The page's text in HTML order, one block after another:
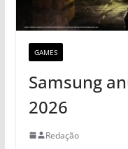
GAMES
Samsung
2026
Redação